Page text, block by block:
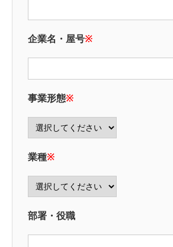
企業名・屋号※
事業形態※
業種※
部署・役職